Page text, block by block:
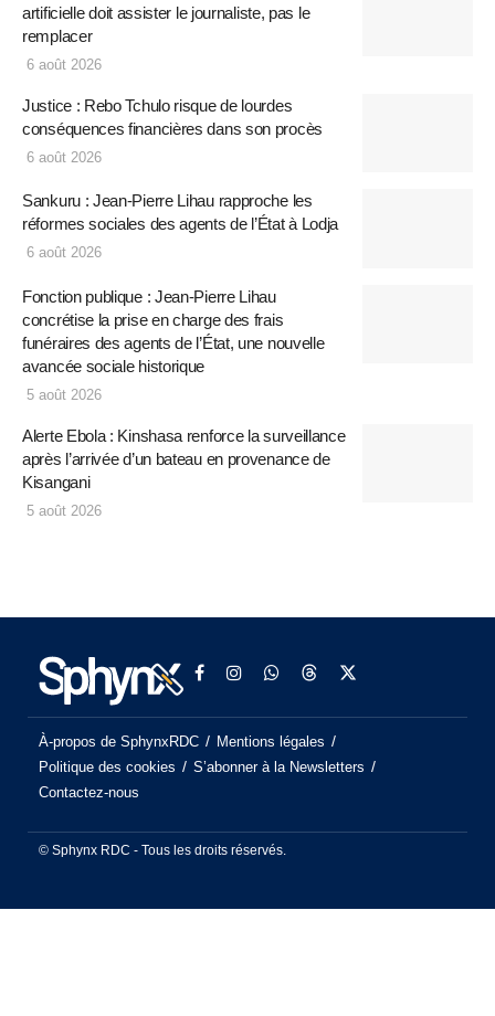
artificielle doit assister le journaliste, pas le
remplacer
6 août 2026
Justice : Rebo Tchulo risque de lourdes
conséquences financières dans son procès
6 août 2026
Sankuru : Jean-Pierre Lihau rapproche les
réformes sociales des agents de l’État à Lodja
6 août 2026
Fonction publique : Jean-Pierre Lihau
concrétise la prise en charge des frais
funéraires des agents de l’État, une nouvelle
avancée sociale historique
5 août 2026
Alerte Ebola : Kinshasa renforce la surveillance
après l’arrivée d’un bateau en provenance de
Kisangani
5 août 2026
À-propos de SphynxRDC
Mentions légales
Politique des cookies
S’abonner à la Newsletters
Contactez-nous
© Sphynx RDC - Tous les droits réservés.